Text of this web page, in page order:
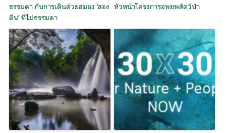
ธรรมดา กับการเดินด้วยสมอง ‘สอง
ตีน’ ที่ไม่ธรรมดา
หัวหน้าโครงการอพยพสัตว์ป่า